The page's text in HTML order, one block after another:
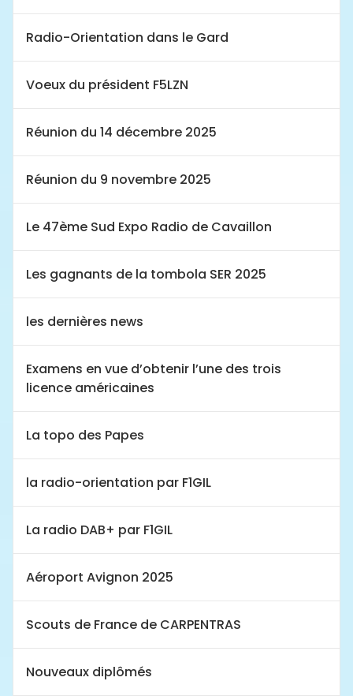
Radio-Orientation dans le Gard
Voeux du président F5LZN
Réunion du 14 décembre 2025
Réunion du 9 novembre 2025
Le 47ème Sud Expo Radio de Cavaillon
Les gagnants de la tombola SER 2025
les dernières news
Examens en vue d’obtenir l’une des trois
licence américaines
La topo des Papes
la radio-orientation par F1GIL
La radio DAB+ par F1GIL
Aéroport Avignon 2025
Scouts de France de CARPENTRAS
Nouveaux diplômés